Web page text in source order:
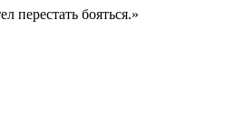
перестать бояться.»